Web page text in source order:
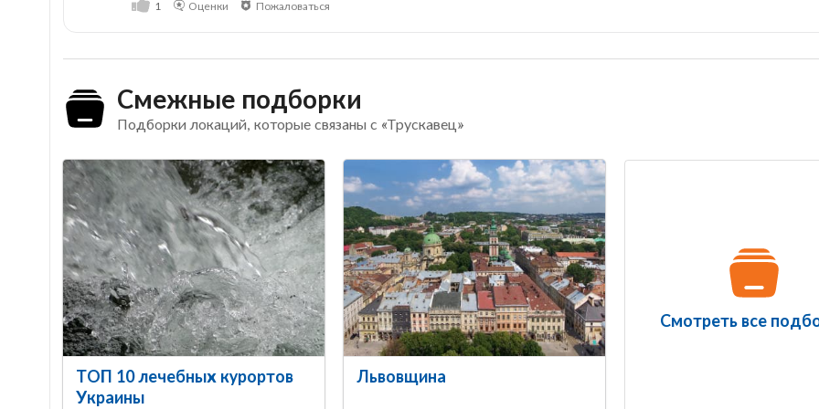
1 Оценки Пожаловаться
Смежные подборки
Подборки локаций, которые связаны с «Трускавец»
ТОП 10 лечебных курортов
Украины
Львовщина
Смотреть все